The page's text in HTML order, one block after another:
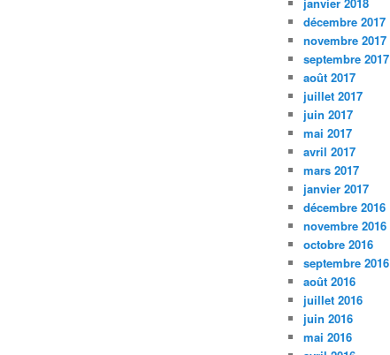
janvier 2018
décembre 2017
novembre 2017
septembre 2017
août 2017
juillet 2017
juin 2017
mai 2017
avril 2017
mars 2017
janvier 2017
décembre 2016
novembre 2016
octobre 2016
septembre 2016
août 2016
juillet 2016
juin 2016
mai 2016